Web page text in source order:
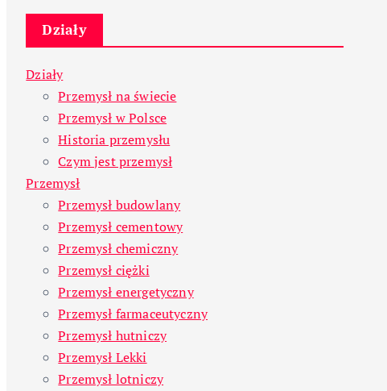
Działy
Działy
Przemysł na świecie
Przemysł w Polsce
Historia przemysłu
Czym jest przemysł
Przemysł
Przemysł budowlany
Przemysł cementowy
Przemysł chemiczny
Przemysł ciężki
Przemysł energetyczny
Przemysł farmaceutyczny
Przemysł hutniczy
Przemysł Lekki
Przemysł lotniczy